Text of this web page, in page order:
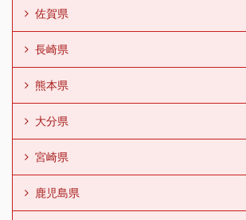
佐賀県
長崎県
熊本県
大分県
宮崎県
鹿児島県